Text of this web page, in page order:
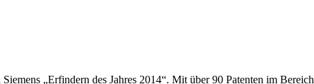
„Erfindern des Jahres 2014“. Mit über 90 Patenten im Bereich